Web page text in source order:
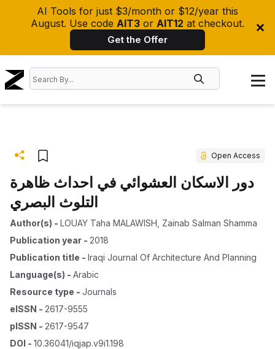
AI Tools for just $3/month or $12/year this
August. Use code AIT3 or AIT12 at checkout.
Get the Offer
Open Access
دور الاسكان العشوائي في احداث ظاهرة
التلوث البصري
Author(s) - LOUAY Taha MALAWISH Zainab Salman Shamma
Publication year - 2018
Publication title - Iraqi Journal Of Architecture And Planning
Language(s) - Arabic
Resource type - Journals
eISSN - 2617-9555
pISSN - 2617-9547
DOI - 10.36041/iqjap.v9i1.198